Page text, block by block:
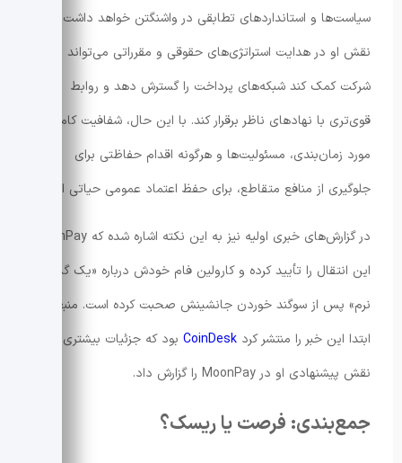
سیاست‌ها و استانداردهای تطابقی در واشنگتن خواهد داشت.
نقش او در هدایت استراتژی‌های حقوقی و مقرراتی می‌تواند به
شرکت کمک کند شبکه‌های پرداخت را گسترش دهد و روابط
قوی‌تری با نهادهای ناظر برقرار کند. با این حال، شفافیت کامل در
مورد زمان‌بندی، مسئولیت‌ها و هرگونه اقدام حفاظتی برای
جلوگیری از منافع متقاطع، برای حفظ اعتماد عمومی حیاتی است.
در گزارش‌های خبری اولیه نیز به این نکته اشاره شده که MoonPay
این انتقال را تأیید کرده و کارولین فام خودش درباره «یک گذار
نرم» پس از سوگند خوردن جانشینش صحبت کرده است. منبعی که
ابتدا این خبر را منتشر کرد CoinDesk بود که جزئیات بیشتری از
نقش پیشنهادی او در MoonPay را گزارش داد.
جمع‌بندی: فرصت یا ریسک؟